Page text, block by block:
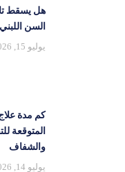
هل يسقط
السن
يوليو 15, 2026
كم مدة
المتوقعة
والشفاف
يوليو 14, 2026